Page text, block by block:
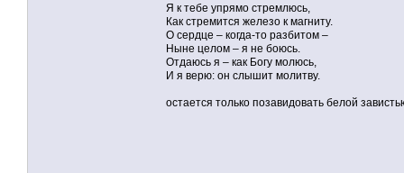
Я к тебе упрямо стремлюсь,
Как стремится железо к магниту.
О сердце – когда-то разбитом –
Ныне целом – я не боюсь.
Отдаюсь я – как Богу молюсь,
И я верю: он слышит молитву.
остается только позавидовать белой